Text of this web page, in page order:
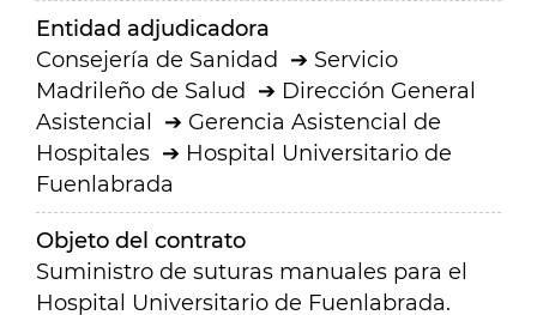
Entidad adjudicadora
Consejería de Sanidad
Servicio
Madrileño de Salud
Dirección General
Asistencial
Gerencia Asistencial de
Hospitales
Hospital Universitario de
Fuenlabrada
Objeto del contrato
Suministro de suturas manuales para el
Hospital Universitario de Fuenlabrada.